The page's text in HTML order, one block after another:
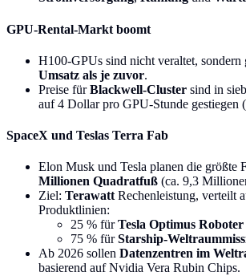
GPU-Rental-Markt boomt
H100-GPUs sind nicht veraltet, sondern
Umsatz als je zuvor.
Preise fürBlackwell-Cluster sind in
auf 4 Dollar pro GPU-Stunde gestiegen
SpaceX und Teslas Terra Fab
Elon Musk und Tesla planen die größte
Millionen Quadratfuß (ca. 9,3
Ziel: TerawattRechenleistung, verteilt
Produktlinien:
25 % fürTesla Optimus Roboter
75 % fürStarship-
Ab 2026 sollen Datenzentren im
basierend auf Nvidia Vera Rubin Chips.